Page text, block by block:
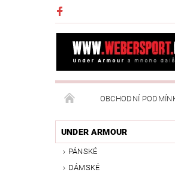
OBCHODNÍ
NAPIŠTE NÁM
UNDER ARMOUR
PÁNSKÉ
DÁMSKÉ